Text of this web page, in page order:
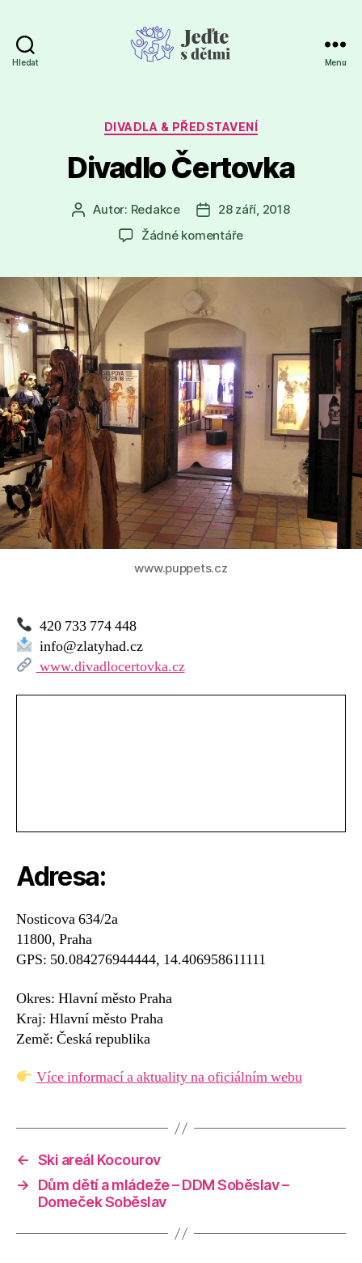
Hledat Menu
Rubriky
DIVADLA & PŘEDSTAVENÍ
Divadlo Čertovka
Autor
příspěvku
Autor: Redakce
Datum
příspěvku
28 září, 2018
Žádné komentářeu
www.puppets.cz
420 733 774 448
info@zlatyhad.cz
www.divadlocertovka.cz
Adresa:
Nosticova 634/2a
11800, Praha
GPS: 50.084276944444, 14.406958611111
Okres: Hlavní město Praha
Kraj: Hlavní město Praha
Země: Česká republika
Více informací a aktuality na oficiálním webu
← Ski areál Kocourov
→
Dům dětí a mládeže – DDM Soběslav –
Domeček Soběslav